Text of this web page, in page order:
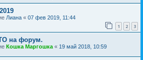
Лиана « 07 фев 2019, 11:44
1 2 3
на форум.
Кошка Маргошка « 19 май 2018, 10:59